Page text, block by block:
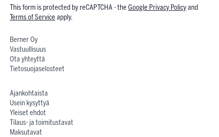
This form is protected by reCAPTCHA - the Google Privacy Policyand
Terms of Service apply.
Berner Oy
Vastuullisuus
Ota yhteyttä
Tietosuojaselosteet
Ajankohtaista
Usein kysyttyä
Yleiset ehdot
Tilaus- ja toimitustavat
Maksutavat